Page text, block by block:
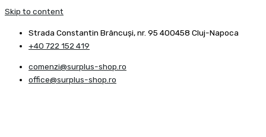
Skip to content
Strada Constantin Brâncuşi, nr. 95 400458 Cluj-Napoca
+40 722 152 419
comenzi@surplus-shop.ro
office@surplus-shop.ro